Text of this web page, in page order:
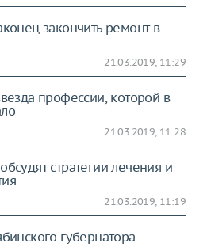
закончить ремонт в
21.03.2019, 11:29
профессии, которой в
21.03.2019, 11:28
стратегии лечения и
21.03.2019, 11:19
губернатора